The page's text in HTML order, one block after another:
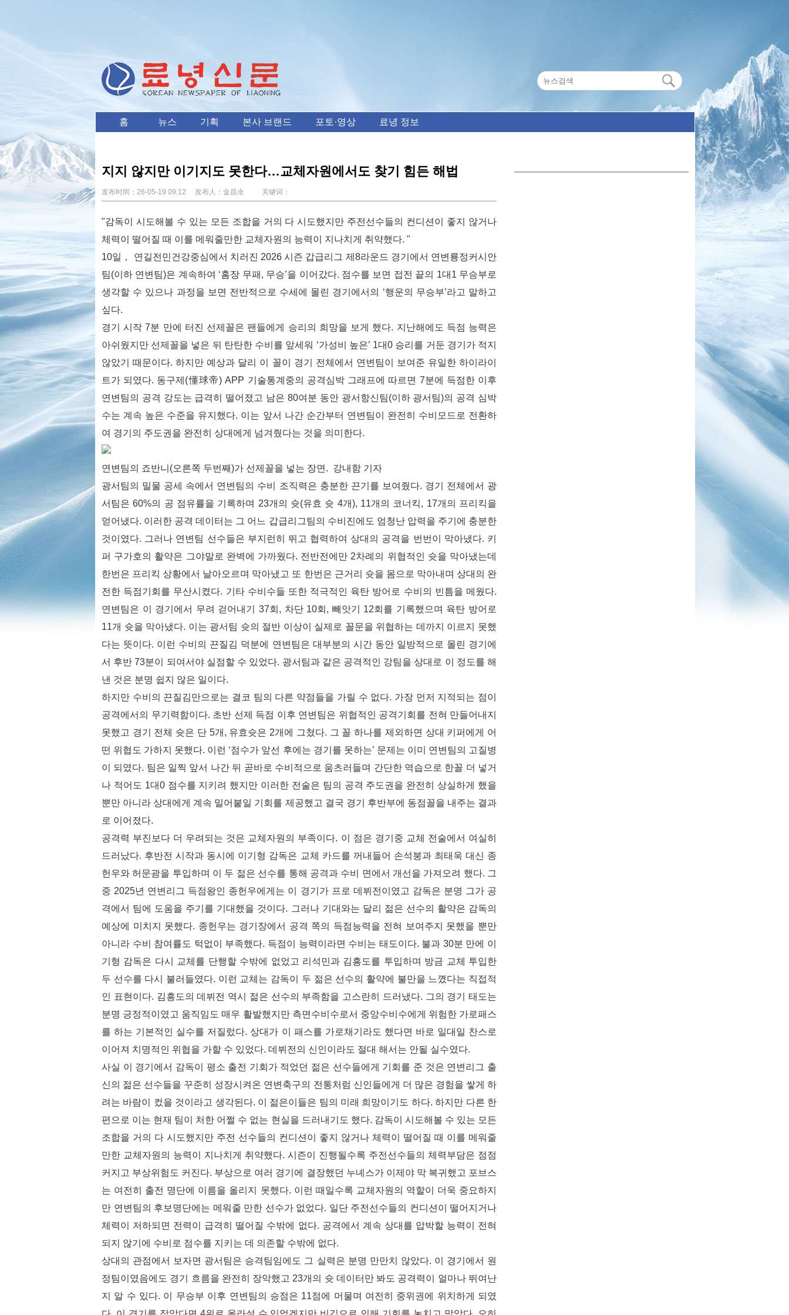
홈 뉴스 기획 본사 브랜드 포토·영상 료녕 정보
지지 않지만 이기지도 못한다…교체자원에서도 찾기 힘든 해법
发布时间： 26-05-19 09:12 发布人： 金昌永 关键词：
"감독이 시도해볼 수 있는 모든 조합을 거의 다 시도했지만 주전선수들의 컨디션이 좋지 않거나
체력이 떨어질 때 이를 메워줄만한 교체자원의 능력이 지나치게 취약했다. "
10일， 연길전민건강중심에서 치러진 2026 시즌 갑급리그 제8라운드 경기에서 연변룡정커시안
팀(이하 연변팀)은 계속하여 ‘홈장 무패, 무승’을 이어갔다. 점수를 보면 접전 끝의 1대1 무승부로
생각할 수 있으나 과정을 보면 전반적으로 수세에 몰린 경기에서의 ‘행운의 무승부’라고 말하고
싶다.
경기 시작 7분 만에 터진 선제꼴은 팬들에게 승리의 희망을 보게 했다. 지난해에도 득점 능력은
아쉬웠지만 선제꼴을 넣은 뒤 탄탄한 수비를 앞세워 ‘가성비 높은’ 1대0 승리를 거둔 경기가 적지
않았기 때문이다. 하지만 예상과 달리 이 꼴이 경기 전체에서 연변팀이 보여준 유일한 하이라이
트가 되였다. 동구제(懂球帝) APP 기술통계중의 공격심박 그래프에 따르면 7분에 득점한 이후
연변팀의 공격 강도는 급격히 떨어졌고 남은 80여분 동안 광서항신팀(이하 광서팀)의 공격 심박
수는 계속 높은 수준을 유지했다. 이는 앞서 나간 순간부터 연변팀이 완전히 수비모드로 전환하
여 경기의 주도권을 완전히 상대에게 넘겨줬다는 것을 의미한다.
연변팀의 죠반니(오른쪽 두번째)가 선제꼴을 넣는 장면. 강내함 기자
광서팀의 밀물 공세 속에서 연변팀의 수비 조직력은 충분한 끈기를 보여줬다. 경기 전체에서 광
서팀은 60%의 공 점유률을 기록하며 23개의 슛(유효 슛 4개), 11개의 코너킥, 17개의 프리킥을
얻어냈다. 이러한 공격 데이터는 그 어느 갑급리그팀의 수비진에도 엄청난 압력을 주기에 충분한
것이였다. 그러나 연변팀 선수들은 부지런히 뛰고 협력하여 상대의 공격을 번번이 막아냈다. 키
퍼 구가호의 활약은 그야말로 완벽에 가까웠다. 전반전에만 2차례의 위협적인 슛을 막아냈는데
한번은 프리킥 상황에서 날아오르며 막아냈고 또 한번은 근거리 슛을 몸으로 막아내며 상대의 완
전한 득점기회를 무산시켰다. 기타 수비수들 또한 적극적인 육탄 방어로 수비의 빈틈을 메웠다.
연변팀은 이 경기에서 무려 걷어내기 37회, 차단 10회, 빼앗기 12회를 기록했으며 육탄 방어로
11개 슛을 막아냈다. 이는 광서팀 슛의 절반 이상이 실제로 꼴문을 위협하는 데까지 이르지 못했
다는 뜻이다. 이런 수비의 끈질김 덕분에 연변팀은 대부분의 시간 동안 일방적으로 몰린 경기에
서 후반 73분이 되여서야 실점할 수 있었다. 광서팀과 같은 공격적인 강팀을 상대로 이 정도를 해
낸 것은 분명 쉽지 않은 일이다.
하지만 수비의 끈질김만으로는 결코 팀의 다른 약점들을 가릴 수 없다. 가장 먼저 지적되는 점이
공격에서의 무기력함이다. 초반 선제 득점 이후 연변팀은 위협적인 공격기회를 전혀 만들어내지
못했고 경기 전체 슛은 단 5개, 유효슛은 2개에 그쳤다. 그 꼴 하나를 제외하면 상대 키퍼에게 어
떤 위협도 가하지 못했다. 이런 ‘점수가 앞선 후에는 경기를 못하는’ 문제는 이미 연변팀의 고질병
이 되였다. 팀은 일찍 앞서 나간 뒤 곧바로 수비적으로 움츠러들며 간단한 역습으로 한꼴 더 넣거
나 적어도 1대0 점수를 지키려 했지만 이러한 전술은 팀의 공격 주도권을 완전히 상실하게 했을
뿐만 아니라 상대에게 계속 밀어붙일 기회를 제공했고 결국 경기 후반부에 동점꼴을 내주는 결과
로 이어졌다.
공격력 부진보다 더 우려되는 것은 교체자원의 부족이다. 이 점은 경기중 교체 전술에서 여실히
드러났다. 후반전 시작과 동시에 이기형 감독은 교체 카드를 꺼내들어 손석붕과 최태욱 대신 종
헌우와 허문광을 투입하며 이 두 젊은 선수를 통해 공격과 수비 면에서 개선을 가져오려 했다. 그
중 2025년 연변리그 득점왕인 종헌우에게는 이 경기가 프로 데뷔전이였고 감독은 분명 그가 공
격에서 팀에 도움을 주기를 기대했을 것이다. 그러나 기대와는 달리 젊은 선수의 활약은 감독의
예상에 미치지 못했다. 종헌우는 경기장에서 공격 쪽의 득점능력을 전혀 보여주지 못했을 뿐만
아니라 수비 참여률도 턱없이 부족했다. 득점이 능력이라면 수비는 태도이다. 불과 30분 만에 이
기형 감독은 다시 교체를 단행할 수밖에 없었고 리석민과 김흥도를 투입하며 방금 교체 투입한
두 선수를 다시 불러들였다. 이런 교체는 감독이 두 젊은 선수의 활약에 불만을 느꼈다는 직접적
인 표현이다. 김흥도의 데뷔전 역시 젊은 선수의 부족함을 고스란히 드러냈다. 그의 경기 태도는
분명 긍정적이였고 움직임도 매우 활발했지만 측면수비수로서 중앙수비수에게 위험한 가로패스
를 하는 기본적인 실수를 저질렀다. 상대가 이 패스를 가로채기라도 했다면 바로 일대일 찬스로
이어져 치명적인 위협을 가할 수 있었다. 데뷔전의 신인이라도 절대 해서는 안될 실수였다.
사실 이 경기에서 감독이 평소 출전 기회가 적었던 젊은 선수들에게 기회를 준 것은 연변리그 출
신의 젊은 선수들을 꾸준히 성장시켜온 연변축구의 전통처럼 신인들에게 더 많은 경험을 쌓게 하
려는 바람이 컸을 것이라고 생각된다. 이 젊은이들은 팀의 미래 희망이기도 하다. 하지만 다른 한
편으로 이는 현재 팀이 처한 어쩔 수 없는 현실을 드러내기도 했다. 감독이 시도해볼 수 있는 모든
조합을 거의 다 시도했지만 주전 선수들의 컨디션이 좋지 않거나 체력이 떨어질 때 이를 메워줄
만한 교체자원의 능력이 지나치게 취약했다. 시즌이 진행될수록 주전선수들의 체력부담은 점점
커지고 부상위험도 커진다. 부상으로 여러 경기에 결장했던 누녜스가 이제야 막 복귀했고 포브스
는 여전히 출전 명단에 이름을 올리지 못했다. 이런 때일수록 교체자원의 역할이 더욱 중요하지
만 연변팀의 후보명단에는 메워줄 만한 선수가 없었다. 일단 주전선수들의 컨디션이 떨어지거나
체력이 저하되면 전력이 급격히 떨어질 수밖에 없다. 공격에서 계속 상대를 압박할 능력이 전혀
되지 않기에 수비로 점수를 지키는 데 의존할 수밖에 없다.
상대의 관점에서 보자면 광서팀은 승격팀임에도 그 실력은 분명 만만치 않았다. 이 경기에서 원
정팀이였음에도 경기 흐름을 완전히 장악했고 23개의 슛 데이터만 봐도 공격력이 얼마나 뛰여난
지 알 수 있다. 이 무승부 이후 연변팀의 승점은 11점에 머물며 여전히 중위권에 위치하게 되였